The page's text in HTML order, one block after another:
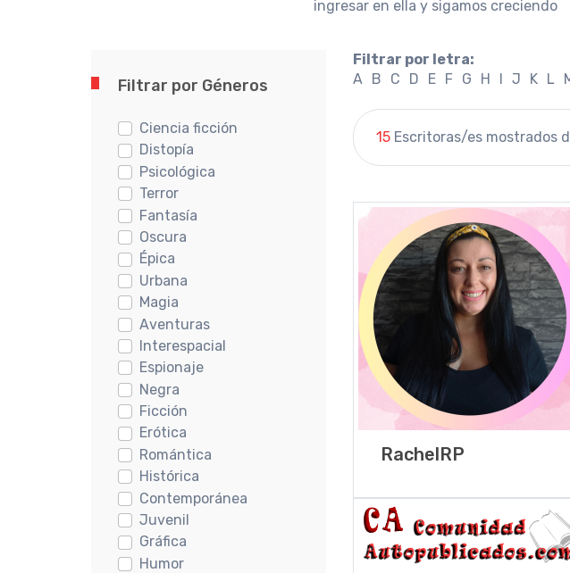
ingresar en ella y sigamos creciendo
Filtrar por Géneros
Ciencia ficción
Distopía
Psicológica
Terror
Fantasía
Oscura
Épica
Urbana
Magia
Aventuras
Interespacial
Espionaje
Negra
Ficción
Erótica
Romántica
Histórica
Contemporánea
Juvenil
Gráfica
Humor
Filtrar por letra:
A
B C D E F G H I J K L
15Escritoras/es mostrados
RachelRP